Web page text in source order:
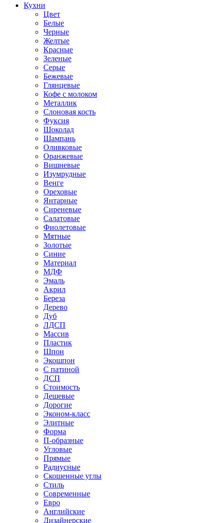
Кухни
Цвет
Белые
Черные
Желтые
Красные
Зеленые
Серые
Бежевые
Глянцевые
Кофе с молоком
Металлик
Слоновая кость
Фуксия
Шоколад
Шампань
Оливковые
Оранжевые
Вишневые
Изумрудные
Венге
Ореховые
Янтарные
Сиреневые
Салатовые
Фиолетовые
Мятные
Золотые
Синие
Материал
МДФ
Эмаль
Акрил
Береза
Дерево
Дуб
ЛДСП
Массив
Пластик
Шпон
Экошпон
С патиной
ДСП
Стоимость
Дешевые
Дорогие
Эконом-класс
Элитные
Форма
П-образные
Угловые
Прямые
Радиусные
Скошенные углы
Стиль
Современные
Евро
Английские
Дизайнерские